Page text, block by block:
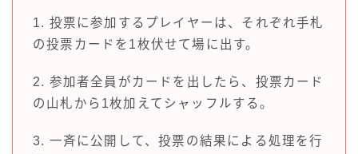
1. 投票に参加するプレイヤーは、それぞれ手札
の投票カードを1枚伏せて場に出す。
2. 参加者全員がカードを出したら、投票カード
の山札から1枚加えてシャッフルする。
3. 一斉に公開して、投票の結果による処理を行